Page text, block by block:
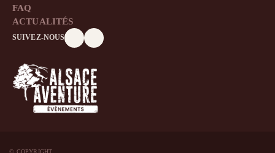
FAQ
ACTUALITÉS
SUIVEZ-NOUS
© COPYRIGHT